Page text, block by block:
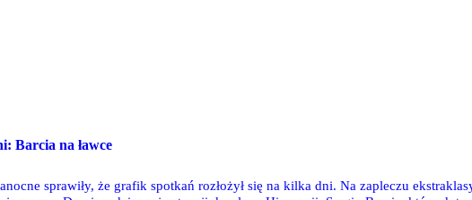
Barcia na ławce
sprawiły, że grafik spotkań rozłożył się na kilka dni. Na zapleczu